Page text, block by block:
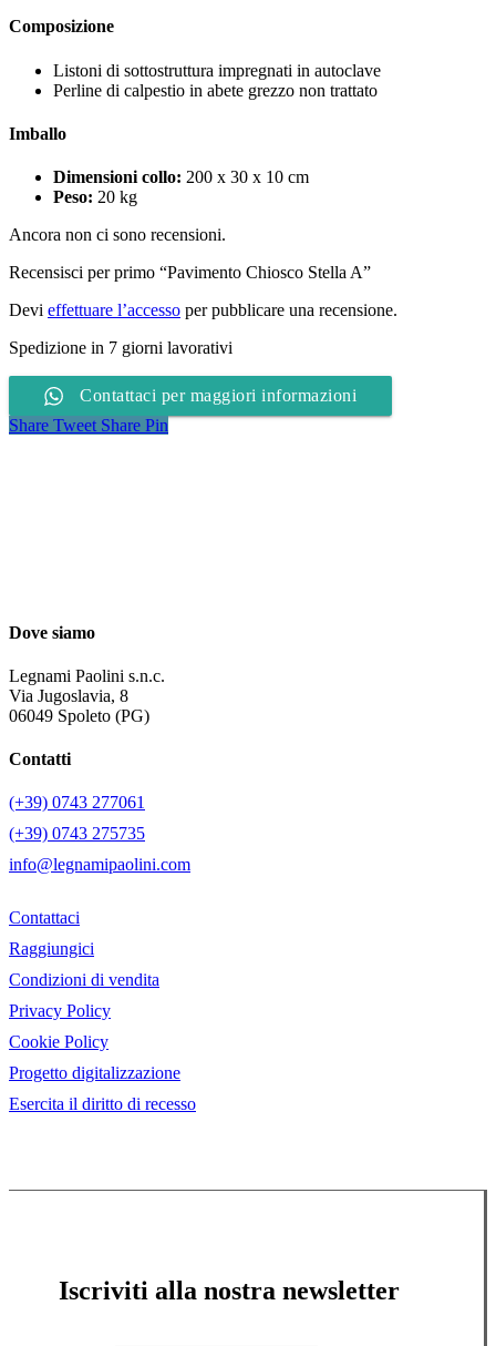
Composizione
Listoni di sottostruttura impregnati in autoclave
Perline di calpestio in abete grezzo non trattato
Imballo
Dimensioni collo: 200 x 30 x 10 cm
Peso: 20 kg
Ancora non ci sono recensioni.
Recensisci per primo “Pavimento Chiosco Stella A”
Devi effettuare l’accesso per pubblicare una recensione.
Spedizione in 7 giorni lavorativi
Contattaci per maggiori informazioni
Share Tweet Share Pin
Dove siamo
Legnami Paolini s.n.c.
Via Jugoslavia, 8
06049 Spoleto (PG)
Contatti
(+39) 0743 277061
(+39) 0743 275735
info@legnamipaolini.com
Contattaci
Raggiungici
Condizioni di vendita
Privacy Policy
Cookie Policy
Progetto digitalizzazione
Esercita il diritto di recesso
Iscriviti alla nostra newsletter